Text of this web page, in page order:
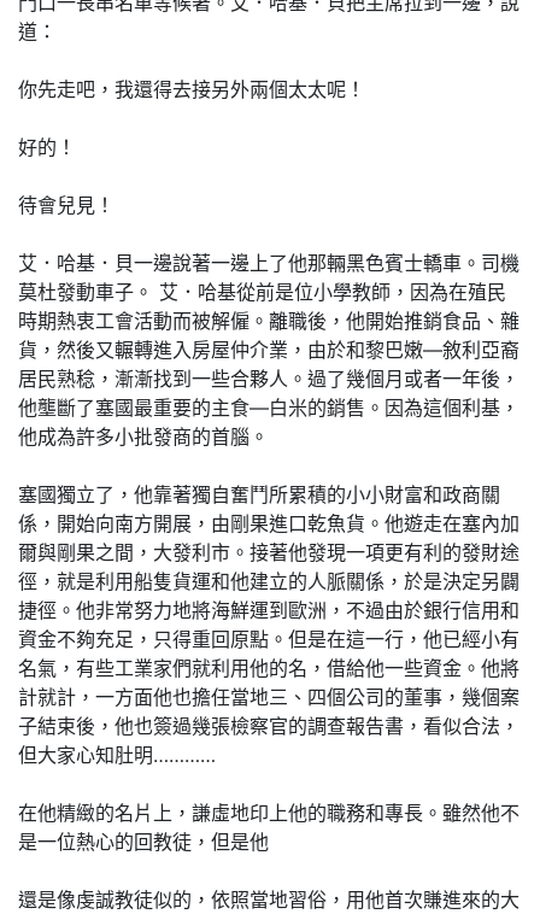
道：
你先走吧，我還得去接另外兩個太太呢！
好的！
待會兒見！
艾．哈基．貝一邊說著一邊上了他那輛黑色賓士轎車。司機
莫杜發動車子。 艾．哈基從前是位小學教師，因為在殖民
時期熱衷工會活動而被解僱。離職後，他開始推銷食品、雜
貨，然後又輾轉進入房屋仲介業，由於和黎巴嫩—敘利亞裔
居民熟稔，漸漸找到一些合夥人。過了幾個月或者一年後，
他壟斷了塞國最重要的主食—白米的銷售。因為這個利基，
他成為許多小批發商的首腦。
塞國獨立了，他靠著獨自奮鬥所累積的小小財富和政商關
係，開始向南方開展，由剛果進口乾魚貨。他遊走在塞內加
爾與剛果之間，大發利市。接著他發現一項更有利的發財途
徑，就是利用船隻貨運和他建立的人脈關係，於是決定另闢
捷徑。他非常努力地將海鮮運到歐洲，不過由於銀行信用和
資金不夠充足，只得重回原點。但是在這一行，他已經小有
名氣，有些工業家們就利用他的名，借給他一些資金。他將
計就計，一方面他也擔任當地三、四個公司的董事，幾個案
子結束後，他也簽過幾張檢察官的調查報告書，看似合法，
但大家心知肚明…………
在他精緻的名片上，謙虛地印上他的職務和專長。雖然他不
是一位熱心的回教徒，但是他
還是像虔誠教徒似的，依照當地習俗，用他首次賺進來的大